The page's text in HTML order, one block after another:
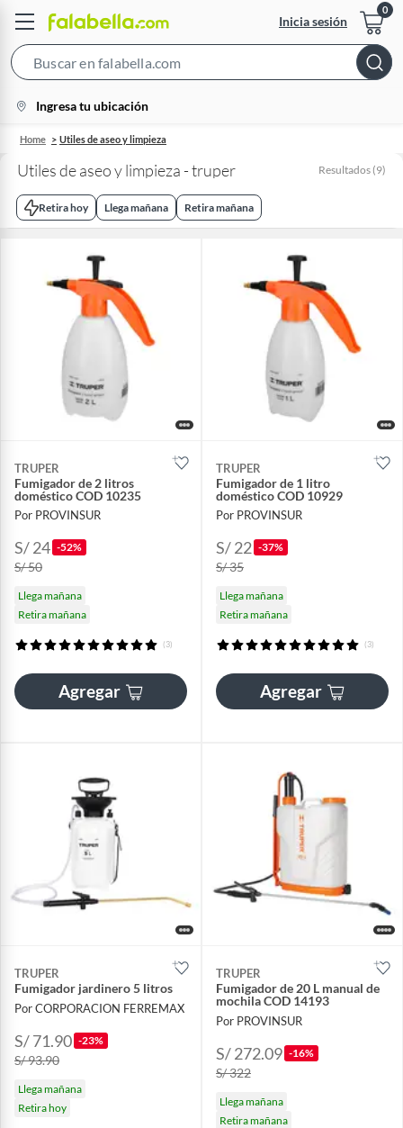
Inicia sesión
Bar
location-
icon
Ingresa tu ubicación
Home Utiles de aseo y limpieza
Utiles de aseo y limpieza - truper Resultados (9)
Retira hoy Llega mañana Retira mañana
TRUPER
Fumigador de 2 litros
doméstico COD 10235
Por PROVINSUR
S/ 24 -52%
S/ 50
Llega mañana
Retira mañana
(3)
Agregar
TRUPER
Fumigador de 1 litro
doméstico COD 10929
Por PROVINSUR
S/ 22 -37%
S/ 35
Llega mañana
Retira mañana
(3)
Agregar
TRUPER
Fumigador jardinero 5 litros
Por CORPORACION FERREMAX
S/ 71.90 -23%
S/ 93.90
Llega mañana
Retira hoy
TRUPER
Fumigador de 20 L manual de
mochila COD 14193
Por PROVINSUR
S/ 272.09 -16%
S/ 322
Llega mañana
Retira mañana